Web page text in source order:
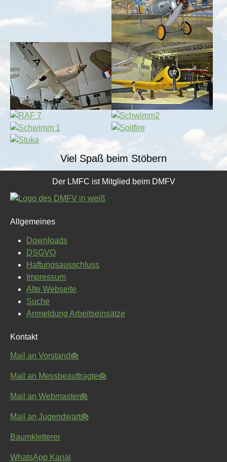
Show larger version for: Show larger version for:
Show larger version for:
Show larger version for:
Show larger version for:
Show larger version for:
Show larger version for:
Viel Spaß beim Stöbern
Der LMFC ist Mitglied beim DMFV
Allgemeines
Downloads
DSGVO
Haftungsausschluss
Impressum
Alte Webseite
Suche
Anmeldung Arbeitseinsätze
Kontakt
Mail an Vorstand
Mail an Messbeauftragte
Mail an Webmaster
Mail an Jugendwart
Baumkletterer
WhatsApp Kanal